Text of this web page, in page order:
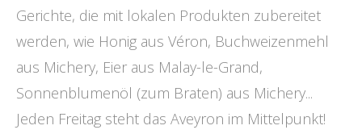
Gerichte, die mit lokalen Produkten zubereitet
werden, wie Honig aus Véron, Buchweizenmehl
aus Michery, Eier aus Malay-le-Grand,
Sonnenblumenöl (zum Braten) aus Michery...
Jeden Freitag steht das Aveyron im Mittelpunkt!